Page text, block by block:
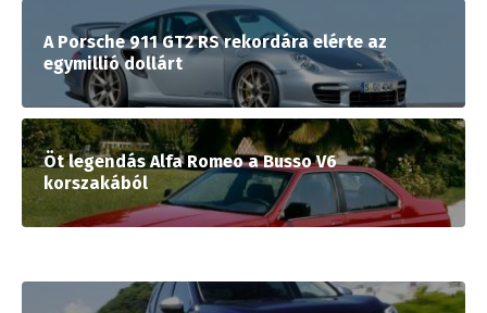
A Porsche 911 GT2 RS rekordára elérte az
egymillió dollárt
Öt legendás Alfa Romeo a Busso V6
korszakából